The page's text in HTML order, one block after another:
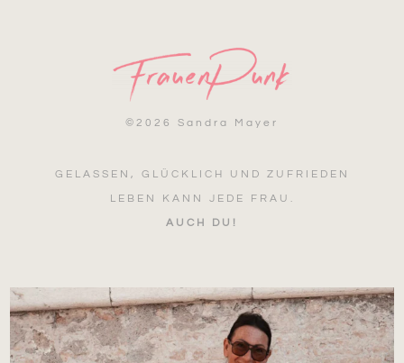
© 2026 Sandra Mayer
GELASSEN, GLÜCKLICH UND ZUFRIEDEN
LEBEN KANN JEDE FRAU.
AUCH DU!